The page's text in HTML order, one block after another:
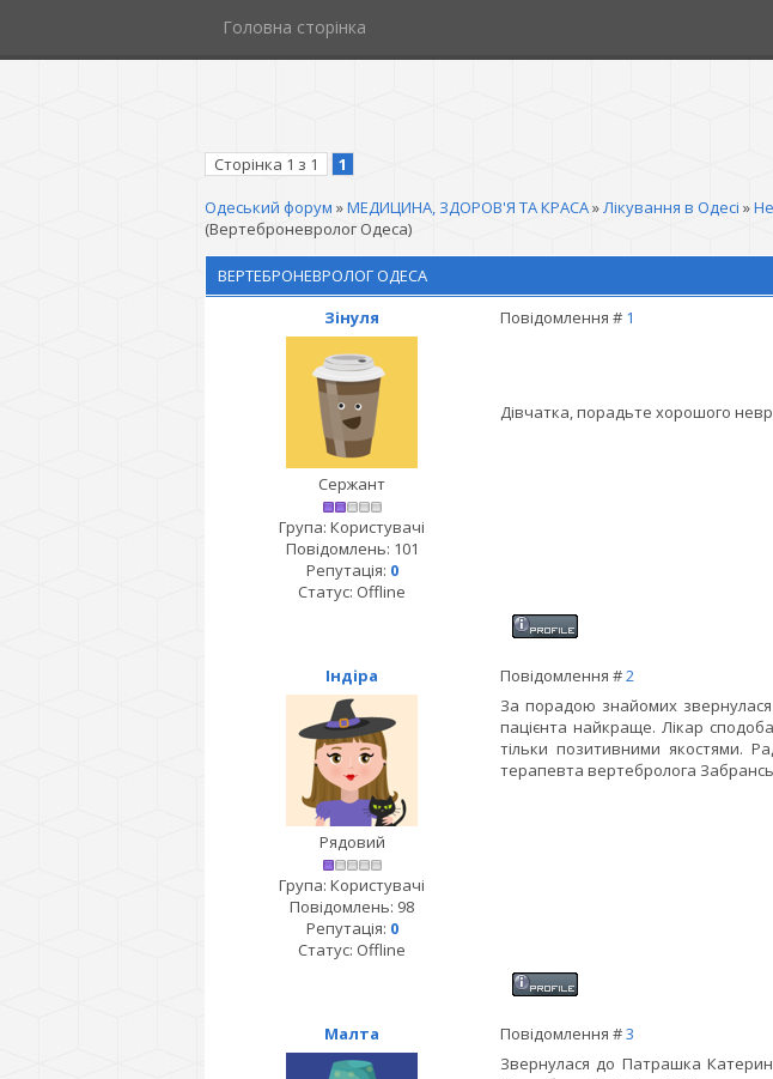
Головна сторінка
Сторінка 1 з 1
1
Одеський форум »МЕДИЦИНА, ЗДОРОВ'Я ТА КРАСА»Лікування в Одесі »
(Вертеброневролог Одеса)
ВЕРТЕБРОНЕВРОЛОГ ОДЕСА
Зінуля
Повідомлення # 1
Сержант
Група: Користувачі
Повідомлень: 101
Репутація: 0
Статус: Offline
Дівчатка, порадьте хорошого
Індіра Повідомлення #2
Рядовий
Група: Користувачі
Повідомлень: 98
Репутація: 0
Статус: Offline
За порадою знайомих
пацієнта найкраще. Лікар
тільки позитивними якостями.
терапевта вертебролога
Малта Повідомлення #3
Звернулася до Патрашка